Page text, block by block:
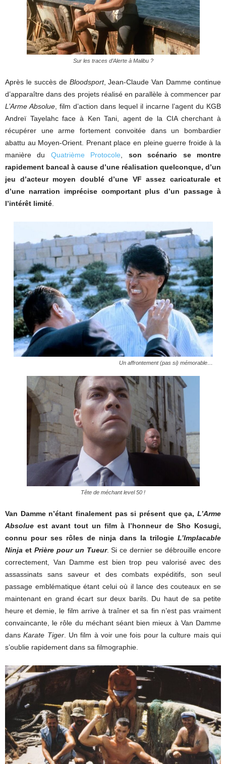
Sur les traces d’Alerte à Malibu ?
Après le succès de Bloodsport, Jean-Claude Van Damme continue
d’apparaître dans des projets réalisé en parallèle à commencer par
L’Arme Absolue , film d’action dans lequel il incarne l’agent du KGB
Andreï Tayelahc face à Ken Tani, agent de la CIA cherchant à
récupérer une arme fortement convoitée dans un bombardier
abattu au Moyen-Orient. Prenant place en pleine guerre froide à la
manière du Quatrième Protocole
son scénario se montre
rapidement bancal à cause d’une réalisation quelconque, d’un
jeu d’acteur moyen doublé d’une VF assez caricaturale et
d’une narration imprécise comportant plus d’un passage à
l’intérêt limité
Un affrontement (pas si) mémorable…
Tête de méchant level 50 !
Van Damme n’étant finalement pas si présent que ça, L’Arme
Absolue est avant tout un film à l’honneur de Sho Kosugi,
connu pour ses rôles de ninja dans la trilogie L’Implacable
Ninja et Prière pour un Tueur. Si ce dernier se débrouille encore
correctement, Van Damme est bien trop peu valorisé avec des
assassinats sans saveur et des combats expéditifs, son seul
passage emblématique étant celui où il lance des couteaux en se
maintenant en grand écart sur deux barils. Du haut de sa petite
heure et demie, le film arrive à traîner et sa fin n’est pas vraiment
convaincante, le rôle du méchant séant bien mieux à Van Damme
dansKarate Tiger. Un film à voir une fois pour la culture mais qui
s’oublie rapidement dans sa filmographie.